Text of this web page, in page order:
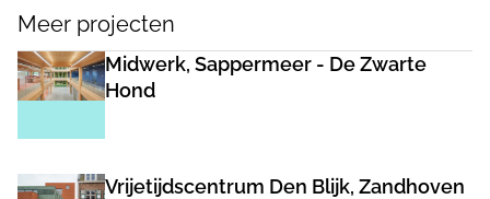
Meer projecten
Midwerk, Sappermeer - De Zwarte
Hond
Vrijetijdscentrum Den Blijk, Zandhoven